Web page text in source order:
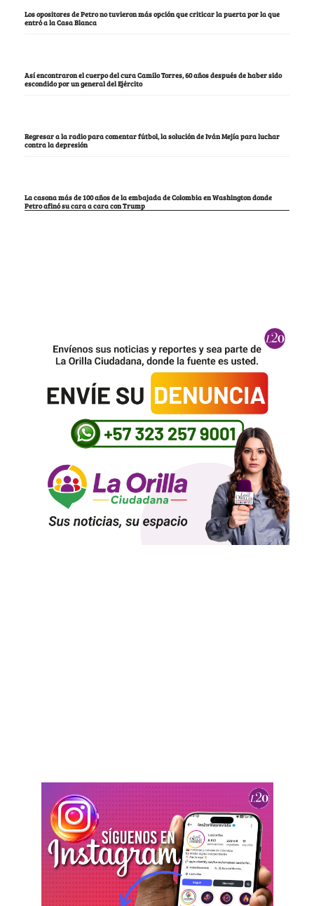
Los opositores de Petro no tuvieron más opción que criticar la puerta por la que
entró a la Casa Blanca
Así encontraron el cuerpo del cura Camilo Torres, 60 años después de haber sido
escondido por un general del Ejército
Regresar a la radio para comentar fútbol, la solución de Iván Mejía para luchar
contra la depresión
La casona más de 100 años de la embajada de Colombia en Washington donde
Petro afinó su cara a cara con Trump